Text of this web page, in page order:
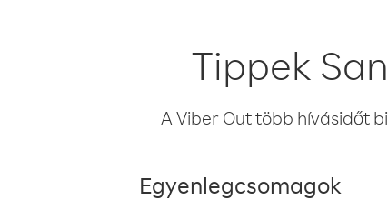
Tippek
A Viber Out több hívásidőt
Egyenlegcsomagok